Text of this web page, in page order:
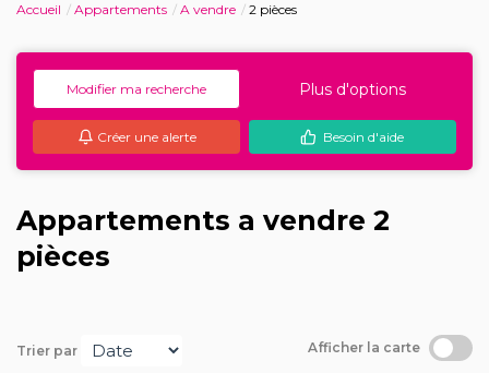
Location
Gestion locative
Locaux Professionnels
Estimation
Accueil Appartements A vendre 2 pièces
Modifier ma recherche Plus d'options
Créer une alerte Besoin d'aide
Appartements a vendre 2
pièces
Trier par Afficher la carte